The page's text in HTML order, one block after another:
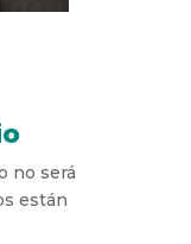
no será
están